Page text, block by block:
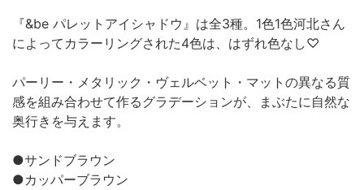
『&be パレットアイシャドウ』は全3種。1色1色河北さん
によってカラーリングされた4色は、はずれ色なし♡
パーリー・メタリック・ヴェルベット・マットの異なる質
感を組み合わせて作るグラデーションが、まぶたに自然な
奥行きを与えます。
●サンドブラウン
●カッパーブラウン